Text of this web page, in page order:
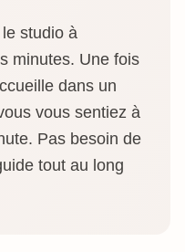
studio à
minutes. Une fois
dans un
vous sentiez à
Pas besoin de
tout au long